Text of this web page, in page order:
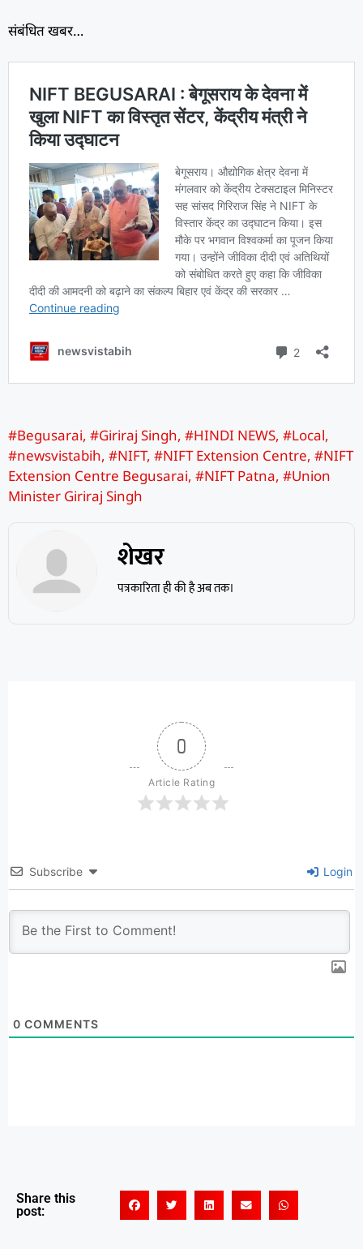
संबंधित खबर…
#Begusarai, #Giriraj Singh, #HINDI NEWS, #Local,
#newsvistabih, #NIFT, #NIFT Extension Centre, #NIFT
Extension Centre Begusarai, #NIFT Patna, #Union
Minister Giriraj Singh
शेखर
पत्रकारिता ही की है अब तक।
0
Article Rating
Subscribe Login
0 COMMENTS
Share this
post: